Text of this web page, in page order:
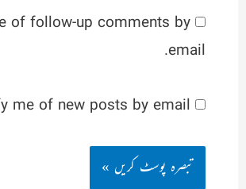
of follow-up comments by
email.
me of new posts by email.